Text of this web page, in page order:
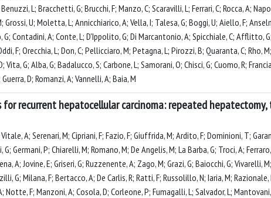
L; Bracchetti, G; Brucchi, F; Manzo, C; Scaravilli, L; Ferrari, C; Rocca, A;
U; Moletta, L; Annicchiarico, A; Vella, I; Talesa, G; Boggi, U; Aiello, F;
Contadini, A; Conte, L; D'Ippolito, G; Di Marcantonio, A; Spicchiale, C; Afflitto,
F; Orecchia, L; Don, C; Pellicciaro, M; Petagna, L; Pirozzi, B; Quaranta, C; Rho,
Vita, G; Alba, G; Badalucco, S; Carbone, L; Samorani, O; Chisci, G; Cuomo, R;
D; Romanzi, A; Vannelli, A; Baia, M
recurrent hepatocellular carcinoma: repeated
A; Serenari, M; Cipriani, F; Fazio, F; Giuffrida, M; Ardito, F; Dominioni, T;
Germani, P; Chiarelli, M; Romano, M; De Angelis, M; La Barba, G; Troci, A;
A; Jovine, E; Griseri, G; Ruzzenente, A; Zago, M; Grazi, G; Baiocchi, G; Vivarelli,
G; Milana, F; Bertacco, A; De Carlis, R; Ratti, F; Russolillo, N; Iaria, M;
F; Manzoni, A; Cosola, D; Corleone, P; Fumagalli, L; Salvador, L;